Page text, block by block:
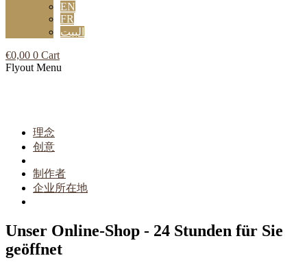
EN
FR
البيت
€0,00 0 Cart
Flyout Menu
理念
创意
制作者
企业所在地
Unser Online-Shop - 24 Stunden für Sie
geöffnet